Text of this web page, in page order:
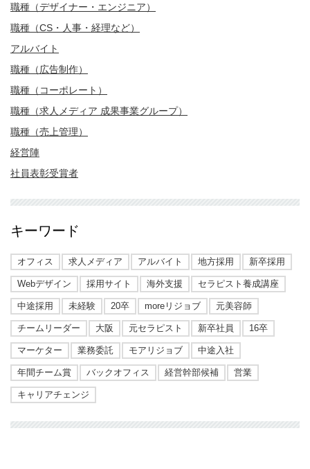
職種（デザイナー・エンジニア）
職種（CS・人事・経理など）
アルバイト
職種（広告制作）
職種（コーポレート）
職種（求人メディア 成果事業グループ）
職種（売上管理）
経営陣
社員表彰受賞者
キーワード
オフィス 求人メディア アルバイト 地方採用 新卒採用
Webデザイン 採用サイト 海外支援 セラピスト養成講座
中途採用 未経験 20卒 moreリジョブ 元美容師
チームリーダー 大阪 元セラピスト 新卒社員 16卒
マーケター 業務委託 モアリジョブ 中途入社
年間チーム賞 バックオフィス 経営幹部候補 営業
キャリアチェンジ